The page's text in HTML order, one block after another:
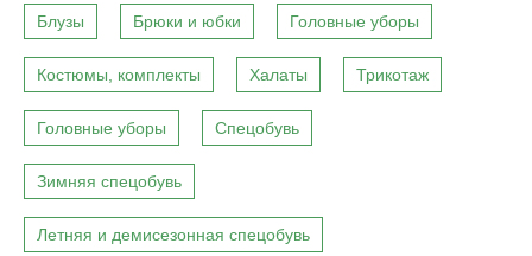
Блузы Брюки и юбки Головные уборы
Костюмы, комплекты Халаты Трикотаж
Головные уборы Спецобувь
Зимняя спецобувь
Летняя и демисезонная спецобувь